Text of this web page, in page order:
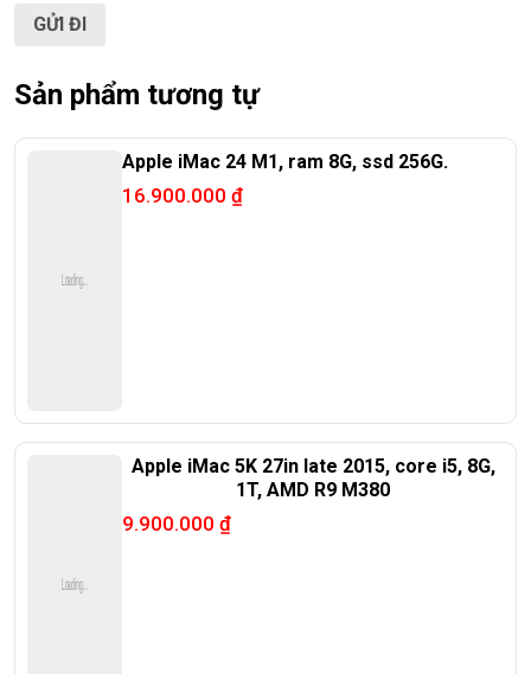
hãng check! >>>
Sản phẩm tương tự
Apple iMac 24 M1, ram 8G, ssd 256G.
16.900.000 ₫